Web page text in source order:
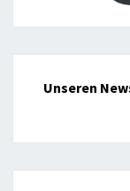
Unseren